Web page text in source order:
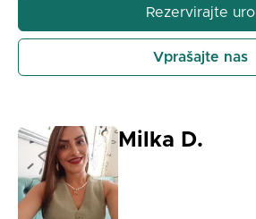
Rezervirajte uro
Vprašajte nas
Milka D.